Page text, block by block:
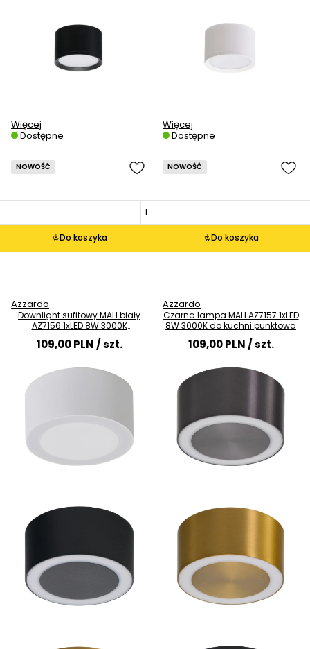
Więcej
Dostępne
Więcej
Dostępne
Do koszyka
NOWOŚĆ
Azzardo
Downlight sufitowy MALI biały
AZ7156 1xLED 8W 3000K
punktowa tuba
109,00 PLN / szt.
Do koszyka
NOWOŚĆ
Azzardo
Czarna lampa MALI AZ7157 1xLED
8W 3000K do kuchni punktowa
109,00 PLN / szt.